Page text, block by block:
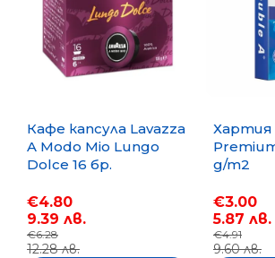
Кафе капсула Lavazza
A Modo Mio Lungo
Dolce 16 бр.
€4.80
9.39 лв.
€6.28
12.28 лв.
Хартия
g/m2
€3.00
5.87 лв.
€4.91
9.60 лв.